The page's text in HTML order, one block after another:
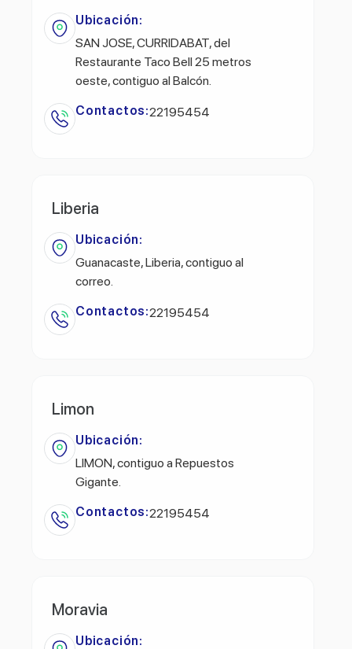
Ubicación:
SAN JOSE, CURRIDABAT, del
Restaurante Taco Bell 25 metros
oeste, contiguo al Balcón.
Contactos:22195454
Liberia
Ubicación:
Guanacaste, Liberia, contiguo al
correo.
Contactos:22195454
Limon
Ubicación:
LIMON, contiguo a Repuestos
Gigante.
Contactos:22195454
Moravia
Ubicación: